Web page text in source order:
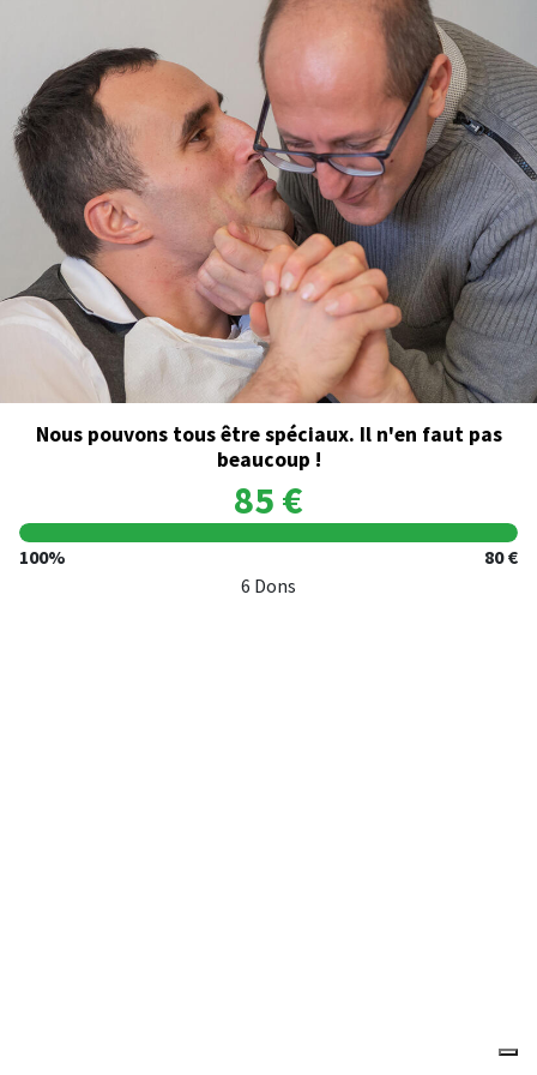
Nous pouvons tous être spéciaux. Il n'en faut pas
beaucoup !
85 €
100%
80 €
6 Dons